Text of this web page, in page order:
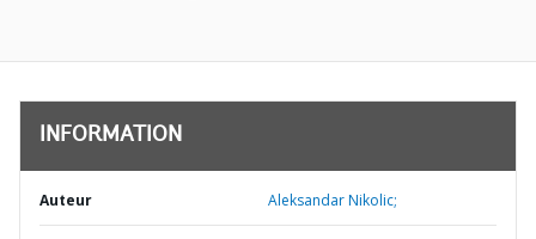
INFORMATION
Auteur Aleksandar Nikolic;